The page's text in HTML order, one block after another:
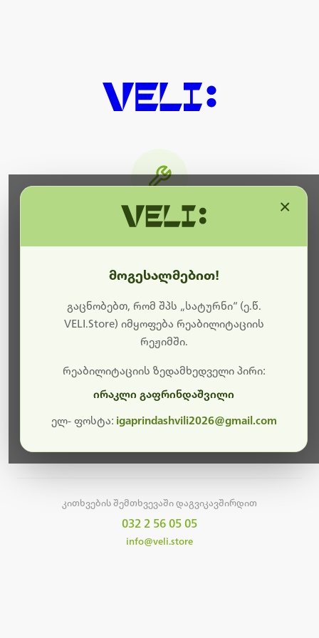
ბოდიშს გიხდით შეფერხებისთვის. ამჟამად
მიმდინარეობს საიტის განახლება და ტექნიკური
სამუშაოები.
მალე ისევ ხელმისაწვდომი იქნება. გმადლობთ
კითხვების შემთხვევაში დაგვიკავშირდით
032 2 56 05 05
info@veli.store
მოგესალმებით!
გაცნობებთ, რომ შპს „სატურნი“ (ე.წ.
VELI.Store) იმყოფება რეაბილიტაციის
რეჟიმში.
რეაბილიტაციის ზედამხედველი პირი:
ირაკლი გაფრინდაშვილი
ელ- ფოსტა: igaprindashvili2026@gmail.com
×